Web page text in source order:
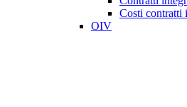
Costi contratti
OIV